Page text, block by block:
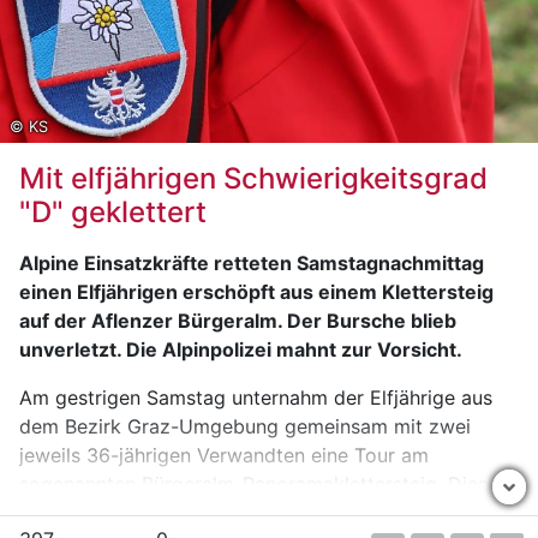
im Einsatz.
Die B 145 war an der Unfallörtlichkeit bis 24:00 Uhr
gesperrt.
© KS
Mit elfjährigen Schwierigkeitsgrad
"D" geklettert
Alpine Einsatzkräfte retteten Samstagnachmittag
einen Elfjährigen erschöpft aus einem Klettersteig
auf der Aflenzer Bürgeralm. Der Bursche blieb
unverletzt. Die Alpinpolizei mahnt zur Vorsicht.
Am gestrigen Samstag unternahm der Elfjährige aus
dem Bezirk Graz-Umgebung gemeinsam mit zwei
jeweils 36-jährigen Verwandten eine Tour am
sogenannten Bürgeralm-Panoramaklettersteig. Dieser
weist nach der österreichischen Klettersteigskala